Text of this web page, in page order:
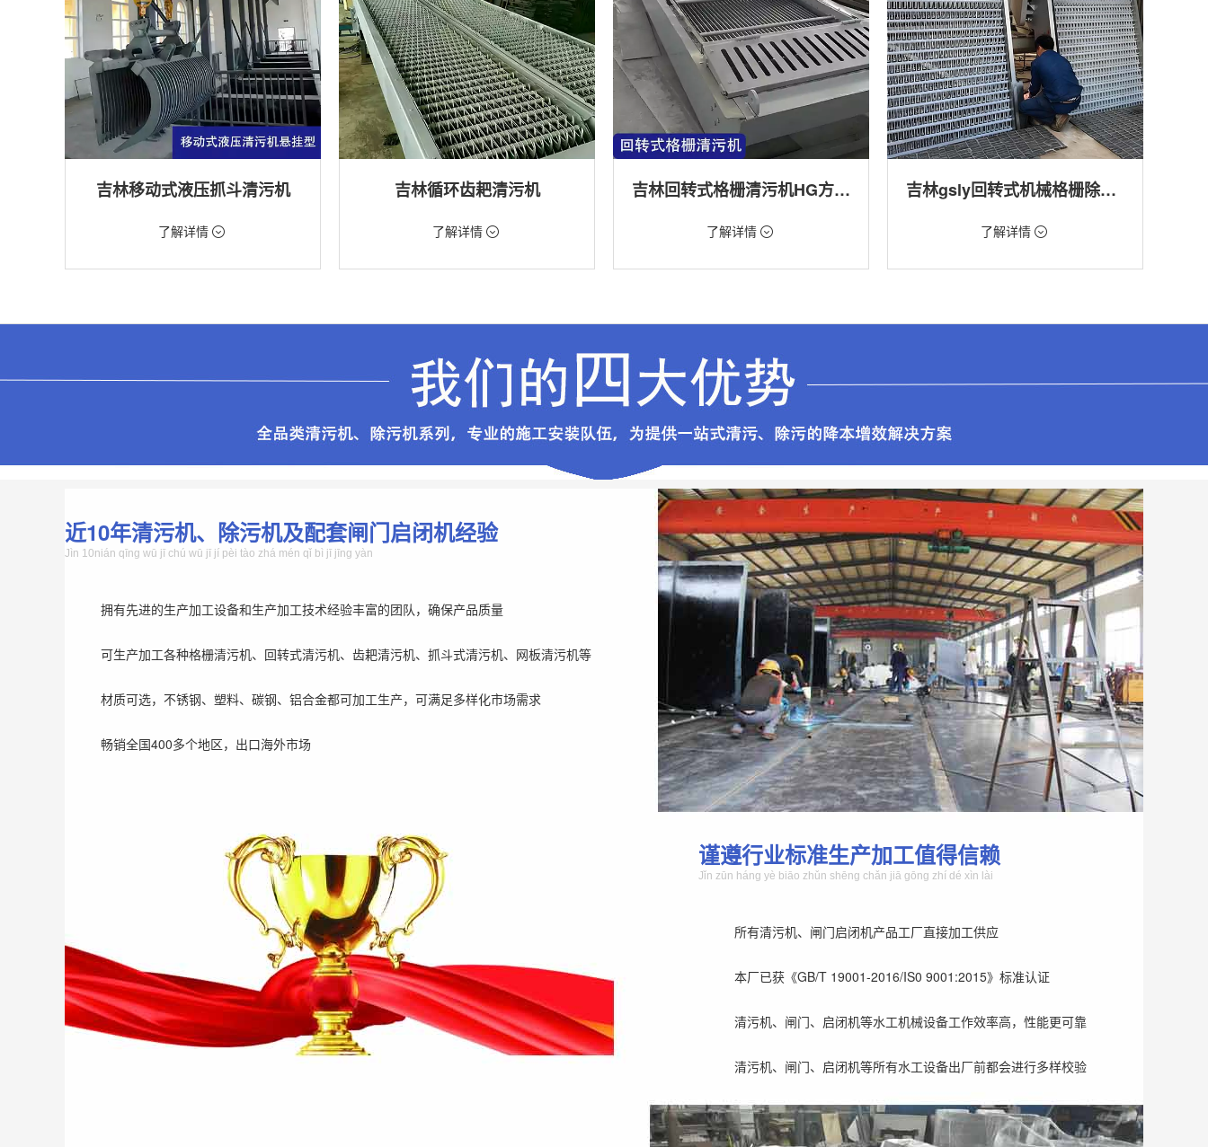
吉林移动式液压抓斗清污机
价格：5698元/台
机
了解详情
吉林循环齿耙清污机
价格：1898元/台
机
了解详情
吉林回转式格栅清污机HG方型-连续式自动清污优选设备
价格：9888元/台
机
了解详情
吉林gsly回转式机械格栅除污机
价格：1.66万/台
机
了解详情
近10年清污机、除污机及配套闸门启闭机经验
Jìn 10nián qīng wū jī chú wū jī jí pèi tào zhá mén qǐ bì jī jīng yàn
拥有先进的生产加工设备和生产加工技术经验丰富的团队，确保产品质量
可生产加工各种格栅清污机、回转式清污机、齿耙清污机、抓斗式清污机、网板清污机等
材质可选，不锈钢、塑料、碳钢、铝合金都可加工生产，可满足多样化市场需求
畅销全国400多个地区，出口海外市场
谨遵行业标准生产加工值得信赖
Jǐn zūn háng yè biāo zhǔn shēng chǎn jiā gōng zhí dé xìn lài
所有清污机、闸门启闭机产品工厂直接加工供应
本厂已获《GB/T 19001-2016/IS0 9001:2015》标准认证
清污机、闸门、启闭机等水工机械设备工作效率高，性能更可靠
清污机、闸门、启闭机等所有水工设备出厂前都会进行多样校验